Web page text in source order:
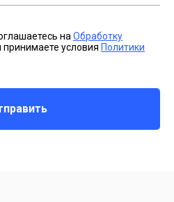
наОбработку
принимаете условия Политики